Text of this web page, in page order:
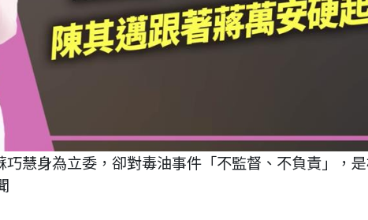
巧慧身為立委，卻對毒油事件「不監督、不負責」，